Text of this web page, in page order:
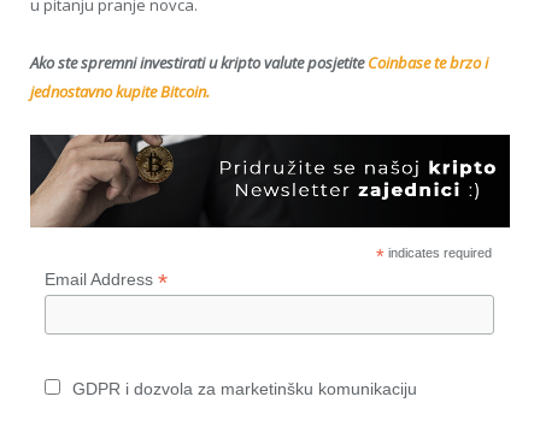
u pitanju pranje novca.
Ako ste spremni investirati u kripto valute posjetiteCoinbase te brzo i
jednostavno kupite Bitcoin.
*indicates required
Email Address *
GDPR i dozvola za marketinšku komunikaciju